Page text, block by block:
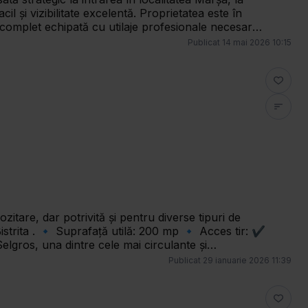
Proprietatea este în
echipată cu utilaje profesionale necesare
fi adaptată cu ușurință pentru alte domenii
finalizată în anul 2019 • structură
birouri, recepție clienți, vestiar,
TIR • 3 porți secționale • poartă de acces
curent trifazic, apă, canalizare • sistem de
Publicat 14 mai 2026 10:15
una dintre cele mai circulante și
/ mp.
Publicat 29 ianuarie 2026 11:39